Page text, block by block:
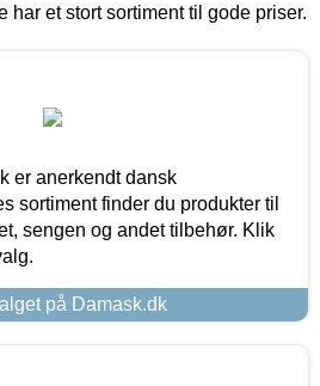
har et stort sortiment til gode priser.
er anerkendt dansk
sortiment finder du produkter til
sengen og andet tilbehør. Klik
på Damask.dk